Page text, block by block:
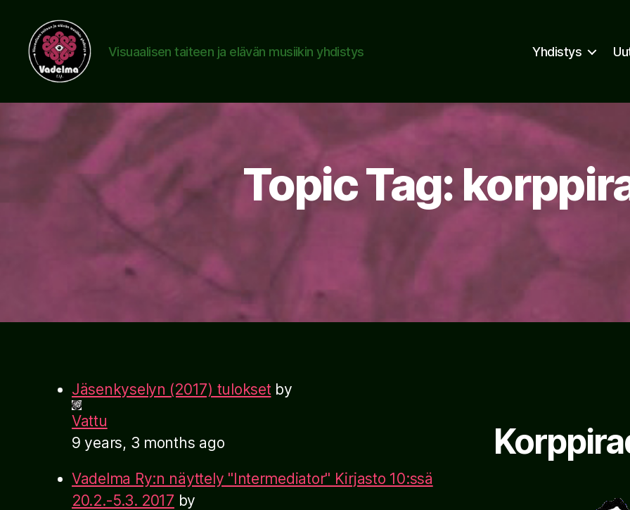
Visuaalisen taiteen ja elävän musiikin yhdistys Yhdistys
Topic Tag:
Jäsenkyselyn (2017) tuloksetby
Vattu
9 years, 3 months ago
Vadelma Ry:n näyttely "Intermediator" Kirjasto 10:ssä
20.2.-5.3. 2017 by